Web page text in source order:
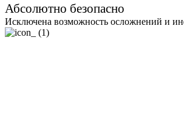
Абсолютно безопасно
Исключена возможность осложнений и